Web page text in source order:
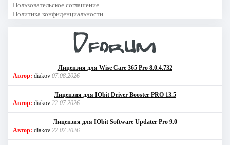
Пользовательское соглашение
Политика конфиденциальности
Лицензия для Wise Care 365 Pro 8.0.4.732
Автор: diakov 07.08.2026
Лицензия для IObit Driver Booster PRO 13.5
Автор: diakov 22.07.2026
Лицензия для IObit Software Updater Pro 9.0
Автор: diakov 22.07.2026